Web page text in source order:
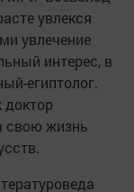
увлекся
увлечение
интерес, в
египтолог.
доктор
свою жизнь